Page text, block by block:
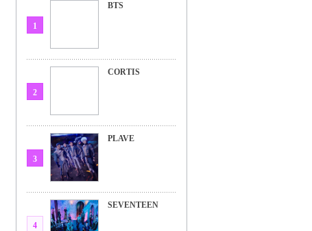
1
BTS
2
CORTIS
3
PLAVE
4
SEVENTEEN